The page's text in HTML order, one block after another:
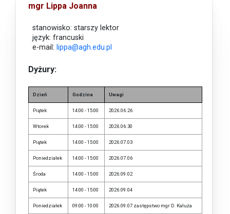
mgr Lippa Joanna
stanowisko: starszy lektor
język: francuski
e-mail: lippa@agh.edu.pl
Dyżury:
Dzień Godzina Uwagi
Piątek 14:00 - 15:00 2026.06.26
Wtorek 14:00 - 15:00 2026.06.30
Piątek 14:00 - 15:00 2026.07.03
Poniedziałek 14:00 - 15:00 2026.07.06
Środa 14:00 - 15:00 2026.09.02
Piątek 14:00 - 15:00 2026.09.04
Poniedziałek 09:00 - 10:00 2026.09.07 zastępstwo mgr D. Kałuża